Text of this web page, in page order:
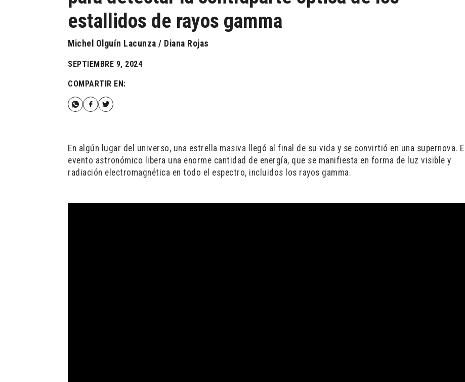
estallidos de rayos gamma
Michel Olguín Lacunza / Diana Rojas
SEPTIEMBRE 9, 2024
COMPARTIR EN:
En algún lugar del universo, una estrella masiva llegó al final de su vida y se convirtió en una supernova.
evento astronómico libera una enorme cantidad de energía, que se manifiesta en forma de luz visible y
radiación electromagnética en todo el espectro, incluidos los rayos gamma.